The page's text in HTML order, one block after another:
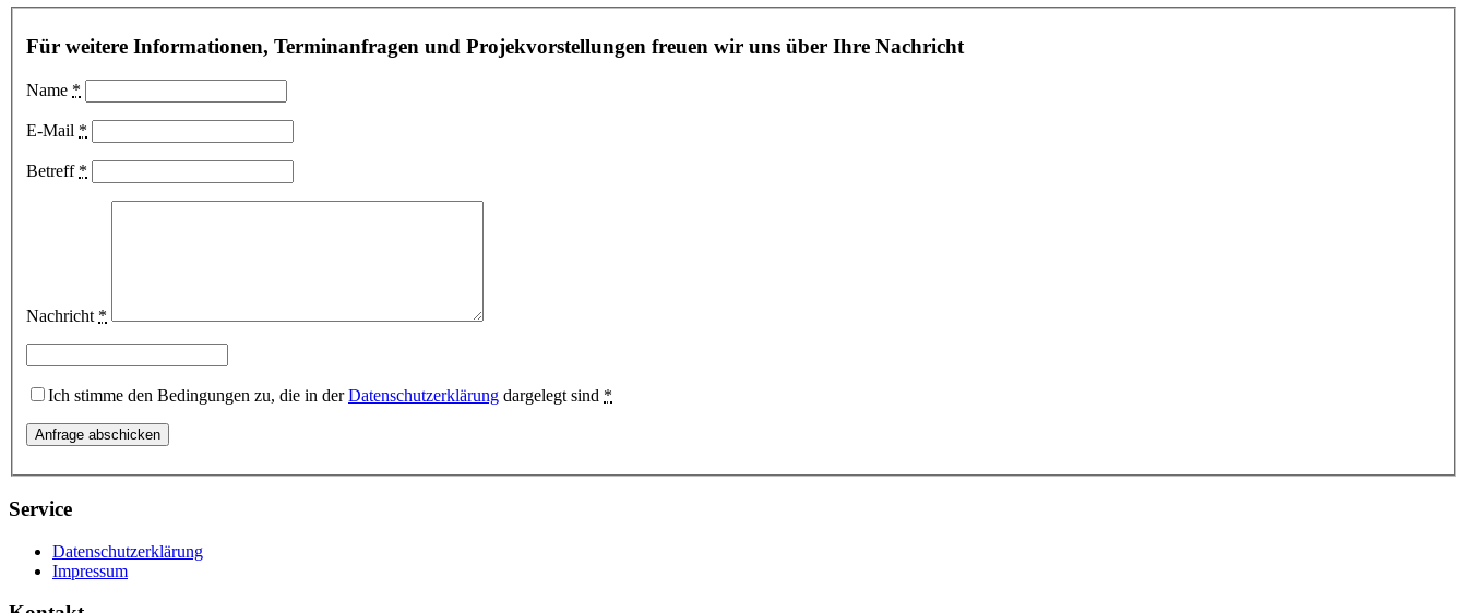
Für weitere Informationen, Terminanfragen und Projekvorstellungen freuen wir uns über Ihre Nachricht
Name *
E-Mail *
Betreff *
Nachricht *
Ich stimme den Bedingungen zu, die in derDatenschutzerklärung dargelegt sind *
Service
Datenschutzerklärung
Impressum